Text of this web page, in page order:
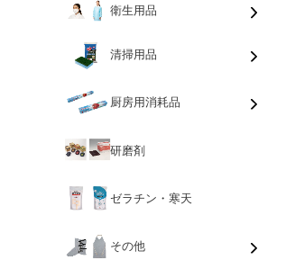
衛生用品
清掃用品
厨房用消耗品
研磨剤
ゼラチン・寒天
その他